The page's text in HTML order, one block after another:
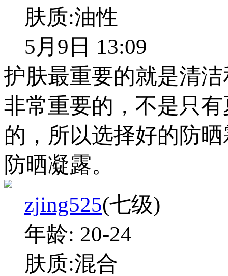
肤质:油性
5月9日 13:09
护肤最重要的就是清
非常重要的，不是只
的，所以选择好的防
防晒凝露。
zjing525(七级)
年龄: 20-24
肤质:混合